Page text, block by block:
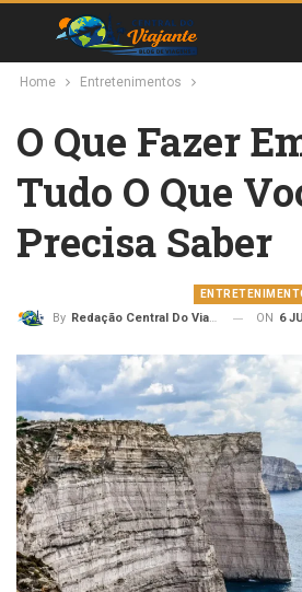
Home Entretenimentos
O Que Fazer
Tudo O Que
Precisa Saber
By Redação Central Do Viajante ON 6